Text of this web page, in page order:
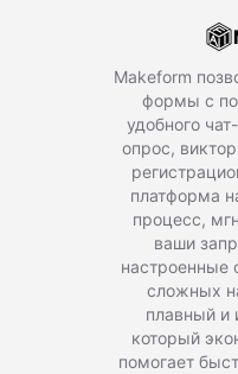
Makeform
формы с
удобного
опрос,
платформа
процесс,
ваши
настроенные
сложных
плавный и
который
помогает